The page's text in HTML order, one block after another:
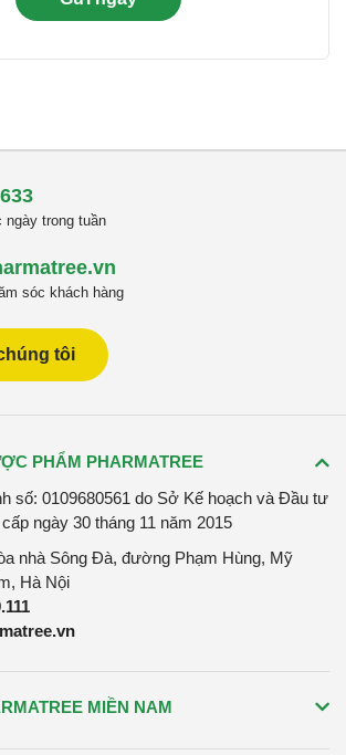
ngày trong tuần
sóc khách hàng
tôi
PHẨM PHARMATREE
số: 0109680561 do Sở Kế hoạch và Đầu tư
ngày 30 tháng 11 năm 2015
nhà Sông Đà, đường Phạm Hùng, Mỹ
Hà Nội
MIỀN NAM